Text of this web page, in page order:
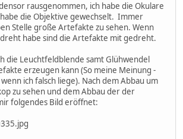
rausgenommen, ich habe die Okulare
die Objektive gewechselt. Immer
Stelle große Artefakte zu sehen. Wenn
habe sind die Artefakte mit gedreht.
die Leuchtfeldblende samt Glühwendel
erzeugen kann (So meine Meinung -
ich falsch liege). Nach dem Abbau um
zu sehen und dem Abbau der der
folgendes Bild eröffnet: